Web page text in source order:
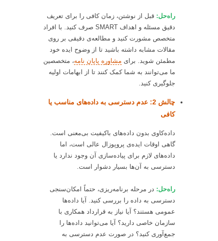
راه‌حل: قبل از نوشتن، زمان کافی را برای تعریف
دقیق مسئله و اهداف SMART صرف کنید. با افراد
متخصص مشورت کنید و مطالعه‌ی دقیقی بر روی
مقالات مشابه داشته باشید تا از وضوح ایده خود
مطمئن شوید. برای مشاوره پایان نامه، متخصصین
ما می‌توانند به شما کمک کنند تا از ابهامات اولیه
جلوگیری کنید.
چالش 2: عدم دسترسی به داده‌های مناسب یا
داده‌کاوی بدون داده‌های باکیفیت بی‌معنی است.
گاهی اوقات ایده‌ی پروپوزال عالی است، اما
داده‌های لازم برای پیاده‌سازی آن وجود ندارد یا
دسترسی به آن‌ها بسیار دشوار است.
راه‌حل: در مرحله برنامه‌ريزی، حتماً امکان‌سنجی
دسترسی به داده را بررسی کنید. آیا داده‌ها
عمومی هستند؟ آیا نیاز به قرارداد همکاری با
سازمان خاصی دارید؟ آیا می‌توانید داده‌ها را
جمع‌آوری کنید؟ در صورت عدم دسترسی به